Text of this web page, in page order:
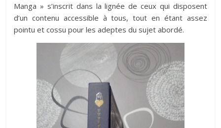
Manga » s’inscrit dans la lignée de ceux qui disposent
d’un contenu accessible à tous, tout en étant assez
pointu et cossu pour les adeptes du sujet abordé.